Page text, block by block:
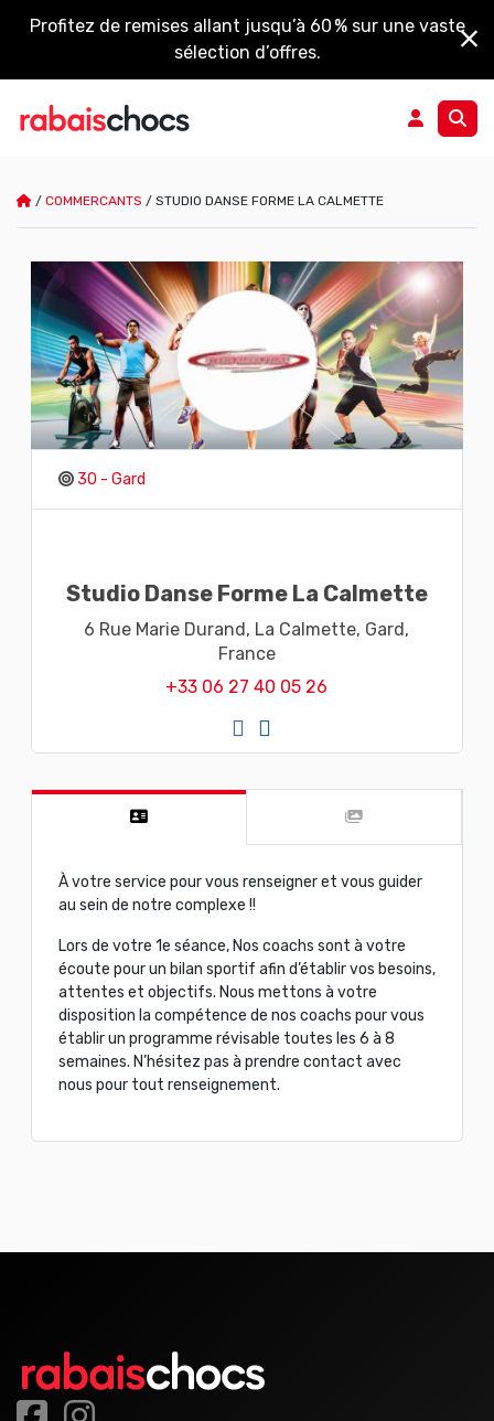
Profitez de remises allant jusqu’à 60 % sur une vaste
sélection d’offres.
/ COMMERCANTS / STUDIO DANSE FORME LA CALMETTE
30 - Gard
Studio Danse Forme La Calmette
6 Rue Marie Durand, La Calmette, Gard,
France
+33 06 27 40 05 26
À votre service pour vous renseigner et vous guider
au sein de notre complexe !!
Lors de votre 1e séance, Nos coachs sont à votre
écoute pour un bilan sportif afin d’établir vos besoins,
attentes et objectifs. Nous mettons à votre
disposition la compétence de nos coachs pour vous
établir un programme révisable toutes les 6 à 8
semaines. N’hésitez pas à prendre contact avec
nous pour tout renseignement.